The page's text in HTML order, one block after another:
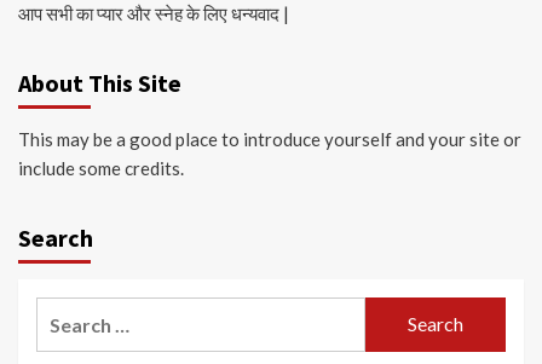
आप सभी का प्यार और स्नेह के लिए धन्यवाद |
About This Site
This may be a good place to introduce yourself and your site or
include some credits.
Search